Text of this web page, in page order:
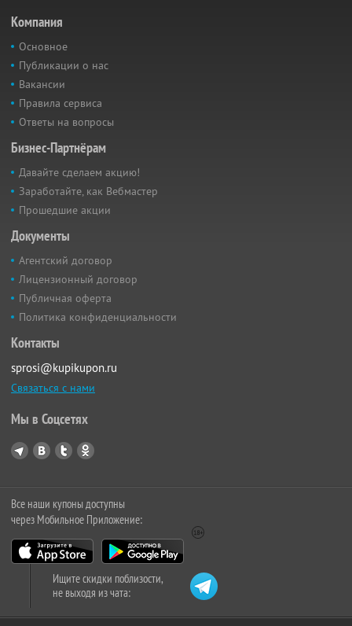
Компания
Основное
Публикации о нас
Вакансии
Правила сервиса
Ответы на вопросы
Бизнес-Партнёрам
Давайте сделаем акцию!
Заработайте, как Вебмастер
Прошедшие акции
Документы
Агентский договор
Лицензионный договор
Публичная оферта
Политика конфиденциальности
Контакты
sprosi@kupikupon.ru
Связаться с нами
Мы в Соцсетях
Все наши купоны доступны
через Мобильное Приложение:
Ищите скидки поблизости,
не выходя из чата: